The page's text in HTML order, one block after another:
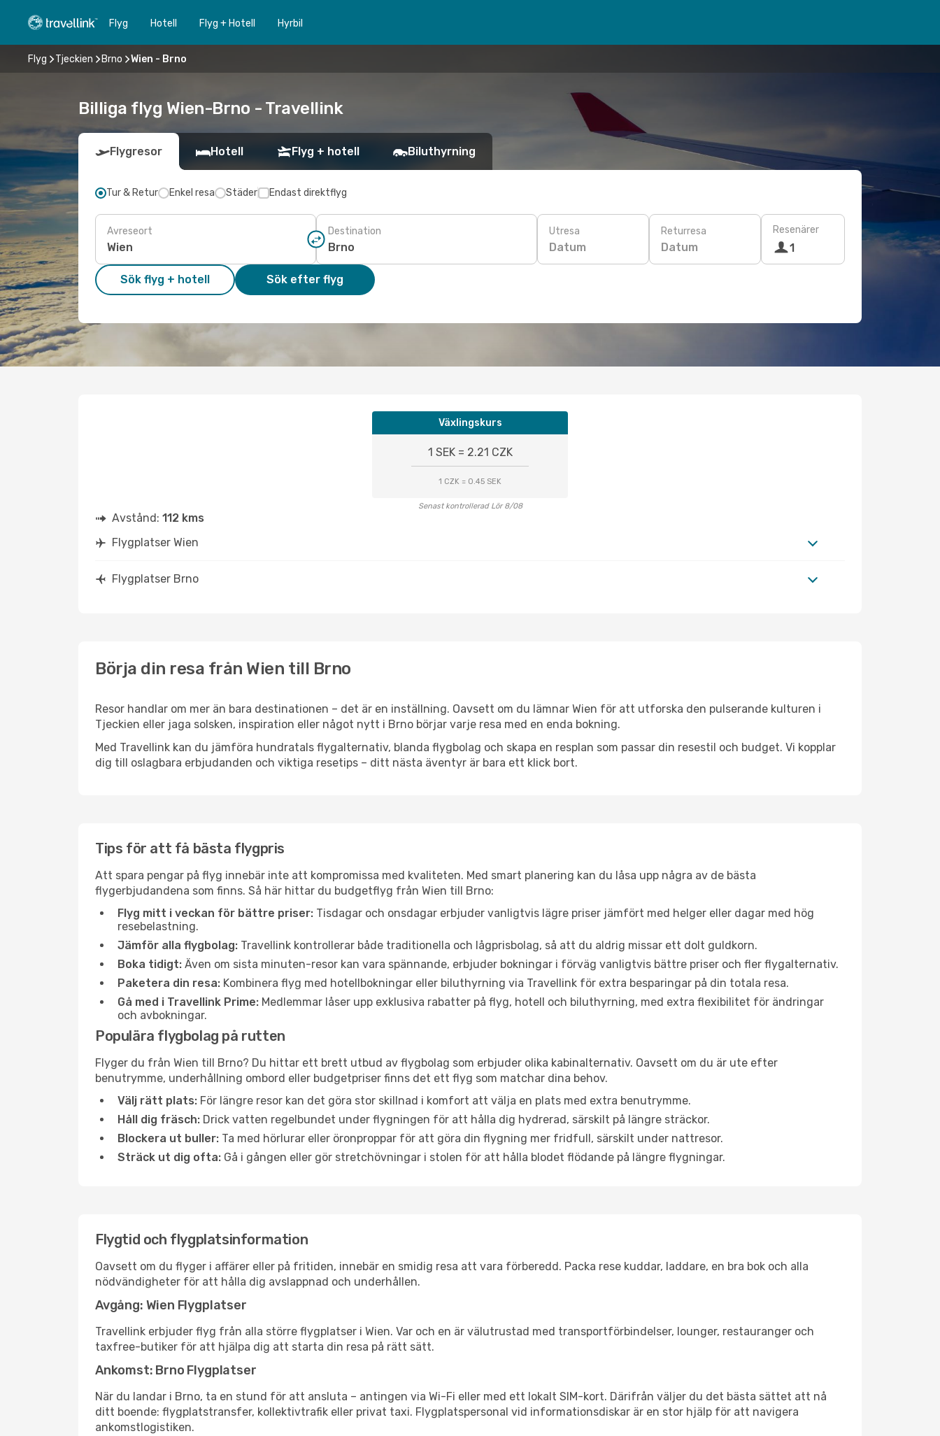
Flyg Hotell Flyg + Hotell Hyrbil
Flyg Tjeckien Brno Wien - Brno
Billiga flyg Wien-Brno - Travellink
Flygresor Hotell Flyg + hotell Biluthyrning
Tur & Retur Enkel resa Städer Endast direktflyg
Avreseort Destination Utresa
Datum
Returresa
Datum
Resenärer
1
Sök flyg + hotell Sök efter flyg
Växlingskurs
1 SEK = 2.21 CZK
1 CZK = 0.45 SEK
Senast kontrollerad Lör 8/08
Avstånd: 112 kms
Flygplatser Wien
Flygplatser Brno
Börja din resa från Wien till Brno
Resor handlar om mer än bara destinationen – det är en inställning. Oavsett om du lämnar Wien för att utforska den pulserande kulturen i
Tjeckien eller jaga solsken, inspiration eller något nytt i Brno börjar varje resa med en enda bokning.
Med Travellink kan du jämföra hundratals flygalternativ, blanda flygbolag och skapa en resplan som passar din resestil och budget. Vi kopplar
dig till oslagbara erbjudanden och viktiga resetips – ditt nästa äventyr är bara ett klick bort.
Tips för att få bästa flygpris
Att spara pengar på flyg innebär inte att kompromissa med kvaliteten. Med smart planering kan du låsa upp några av de bästa
flygerbjudandena som finns. Så här hittar du budgetflyg från Wien till Brno:
Flyg mitt i veckan för bättre priser: Tisdagar och onsdagar erbjuder vanligtvis lägre priser jämfört med helger eller dagar med hög
resebelastning.
Jämför alla flygbolag: Travellink kontrollerar både traditionella och lågprisbolag, så att du aldrig missar ett dolt guldkorn.
Boka tidigt: Även om sista minuten-resor kan vara spännande, erbjuder bokningar i förväg vanligtvis bättre priser och fler flygalternativ.
Paketera din resa: Kombinera flyg med hotellbokningar eller biluthyrning via Travellink för extra besparingar på din totala resa.
Gå med i Travellink Prime: Medlemmar låser upp exklusiva rabatter på flyg, hotell och biluthyrning, med extra flexibilitet för ändringar
och avbokningar.
Populära flygbolag på rutten
Flyger du från Wien till Brno? Du hittar ett brett utbud av flygbolag som erbjuder olika kabinalternativ. Oavsett om du är ute efter
benutrymme, underhållning ombord eller budgetpriser finns det ett flyg som matchar dina behov.
Välj rätt plats: För längre resor kan det göra stor skillnad i komfort att välja en plats med extra benutrymme.
Håll dig fräsch: Drick vatten regelbundet under flygningen för att hålla dig hydrerad, särskilt på längre sträckor.
Blockera ut buller: Ta med hörlurar eller öronproppar för att göra din flygning mer fridfull, särskilt under nattresor.
Sträck ut dig ofta: Gå i gången eller gör stretchövningar i stolen för att hålla blodet flödande på längre flygningar.
Flygtid och flygplatsinformation
Oavsett om du flyger i affärer eller på fritiden, innebär en smidig resa att vara förberedd. Packa rese kuddar, laddare, en bra bok och alla
nödvändigheter för att hålla dig avslappnad och underhållen.
Avgång: Wien Flygplatser
Travellink erbjuder flyg från alla större flygplatser i Wien. Var och en är välutrustad med transportförbindelser, lounger, restauranger och
taxfree-butiker för att hjälpa dig att starta din resa på rätt sätt.
Ankomst: Brno Flygplatser
När du landar i Brno, ta en stund för att ansluta – antingen via Wi-Fi eller med ett lokalt SIM-kort. Därifrån väljer du det bästa sättet att nå
ditt boende: flygplatstransfer, kollektivtrafik eller privat taxi. Flygplatspersonal vid informationsdiskar är en stor hjälp för att navigera
ankomstlogistiken.